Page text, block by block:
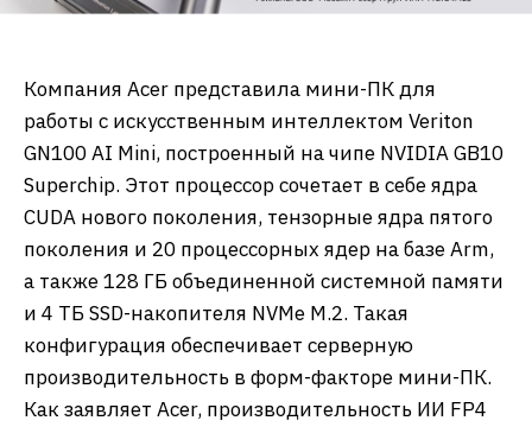
Компания Acer представила мини-ПК для
работы с искусственным интеллектом Veriton
GN100 AI Mini, построенный на чипе NVIDIA GB10
Superchip. Этот процессор сочетает в себе ядра
CUDA нового поколения, тензорные ядра пятого
поколения и 20 процессорных ядер на базе Arm,
а также 128 ГБ объединенной системной памяти
и 4 ТБ SSD-накопителя NVMe M.2. Такая
конфигурация обеспечивает серверную
производительность в форм-факторе мини-ПК.
Как заявляет Acer, производительность ИИ FP4